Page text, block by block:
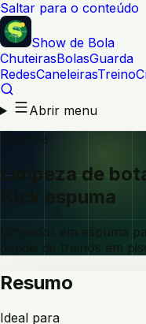
Saltar para o conteúdo
Show de Bola
ChuteirasBolasGuarda
RedesCaneleirasTreino
Abrir menu
Espuma
Limpeza de
Kick espuma
Limpador em espuma
depois de treinos em
Resumo
Ideal para